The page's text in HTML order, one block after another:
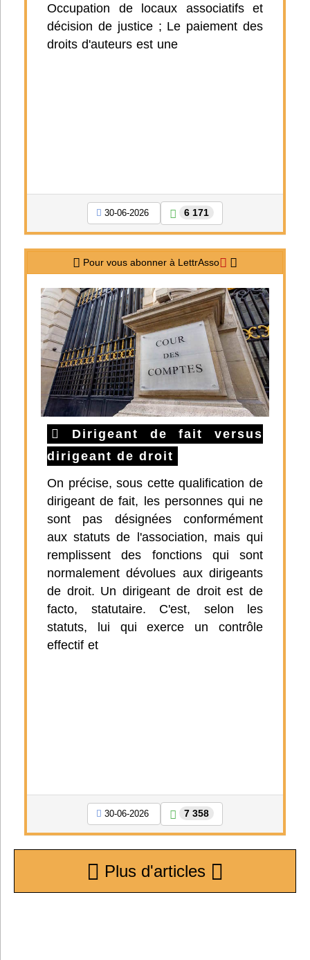
Occupation de locaux associatifs et
décision de justice ; Le paiement des
droits d'auteurs est une
30-06-2026 6 171
Pour vous abonner à LettrAsso
Dirigeant de fait versus
dirigeant de droit
On précise, sous cette qualification de
dirigeant de fait, les personnes qui ne
sont pas désignées conformément
aux statuts de l'association, mais qui
remplissent des fonctions qui sont
normalement dévolues aux dirigeants
de droit. Un dirigeant de droit est de
facto, statutaire. C'est, selon les
statuts, lui qui exerce un contrôle
effectif et
30-06-2026 7 358
Plus d'articles